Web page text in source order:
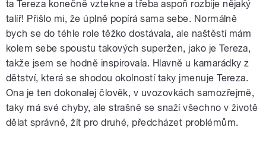
ta Tereza konečně vztekne a třeba aspoň rozbije nějaký
talíř! Přišlo mi, že úplně popírá sama sebe. Normálně
bych se do téhle role těžko dostávala, ale naštěstí mám
kolem sebe spoustu takových superžen, jako je Tereza,
takže jsem se hodně inspirovala. Hlavně u kamarádky z
dětství, která se shodou okolností taky jmenuje Tereza.
Ona je ten dokonalej člověk, v uvozovkách samozřejmě,
taky má své chyby, ale strašně se snaží všechno v životě
dělat správně, žít pro druhé, předcházet problémům.